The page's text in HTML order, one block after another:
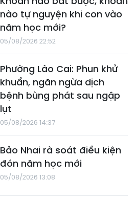
nào tự nguyện khi con vào
năm học mới?
05/08/2026 22:52
Phường Lào Cai: Phun khử
khuẩn, ngăn ngừa dịch
bệnh bùng phát sau ngập
lụt
05/08/2026 14:37
Bảo Nhai rà soát điều kiện
đón năm học mới
05/08/2026 13:08